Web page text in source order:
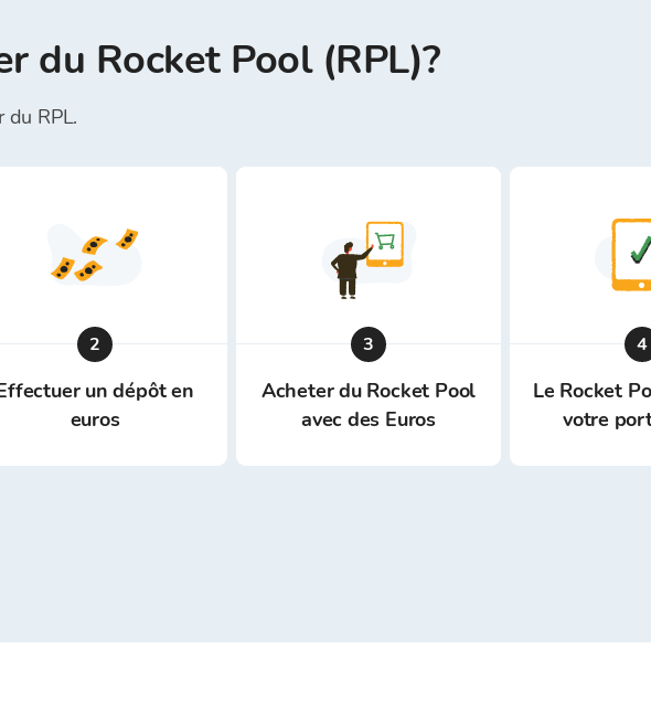
du Rocket Pool (RPL)?
du RPL.
2
un dépôt en
euros
3
Acheter du Rocket Pool
avec des Euros
4
Le Rocket
votre